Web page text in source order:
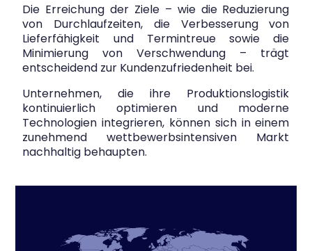
Die Erreichung der Ziele – wie die Reduzierung
von Durchlaufzeiten, die Verbesserung von
Lieferfähigkeit und Termintreue sowie die
Minimierung von Verschwendung – trägt
entscheidend zur Kundenzufriedenheit bei.
Unternehmen, die ihre Produktionslogistik
kontinuierlich optimieren und moderne
Technologien integrieren, können sich in einem
zunehmend wettbewerbsintensiven Markt
nachhaltig behaupten.